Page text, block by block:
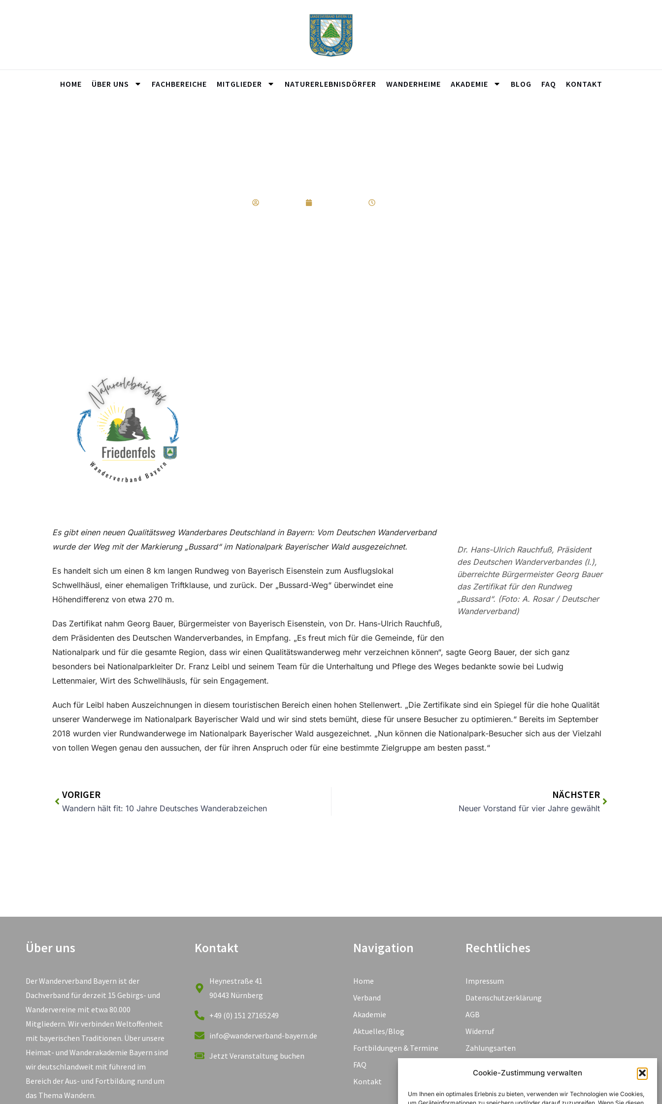
Cookie-Zustimmung verwalten
Um Ihnen ein optimales Erlebnis zu bieten, verwenden wir Technologien wie Cookies,
HOME ÜBER UNS FACHBEREICHE MITGLIEDER NATURERLEBNISDÖRFER WANDERHEIME AKADEMIE BLOG FAQ KONTAKT
Dr. Hans-Ulrich Rauchfuß, Präsident
des Deutschen Wanderverbandes (l.),
überreichte Bürgermeister Georg Bauer
das Zertifikat für den Rundweg
„Bussard“. (Foto: A. Rosar / Deutscher
Wanderverband)
Es gibt einen neuen Qualitätsweg Wanderbares Deutschland in Bayern: Vom Deutschen Wanderverband
wurde der Weg mit der Markierung „Bussard“ im Nationalpark Bayerischer Wald ausgezeichnet.
Es handelt sich um einen 8 km langen Rundweg von Bayerisch Eisenstein zum Ausflugslokal
Schwellhäusl, einer ehemaligen Triftklause, und zurück. Der „Bussard-Weg“ überwindet eine
Höhendifferenz von etwa 270 m.
Das Zertifikat nahm Georg Bauer, Bürgermeister von Bayerisch Eisenstein, von Dr. Hans-Ulrich Rauchfuß,
dem Präsidenten des Deutschen Wanderverbandes, in Empfang. „Es freut mich für die Gemeinde, für den
Nationalpark und für die gesamte Region, dass wir einen Qualitätswanderweg mehr verzeichnen können“, sagte Georg Bauer, der sich ganz
besonders bei Nationalparkleiter Dr. Franz Leibl und seinem Team für die Unterhaltung und Pflege des Weges bedankte sowie bei Ludwig
Lettenmaier, Wirt des Schwellhäusls, für sein Engagement.
Auch für Leibl haben Auszeichnungen in diesem touristischen Bereich einen hohen Stellenwert. „Die Zertifikate sind ein Spiegel für die hohe Qualität
unserer Wanderwege im Nationalpark Bayerischer Wald und wir sind stets bemüht, diese für unsere Besucher zu optimieren.“ Bereits im September
2018 wurden vier Rundwanderwege im Nationalpark Bayerischer Wald ausgezeichnet. „Nun können die Nationalpark-Besucher sich aus der Vielzahl
von tollen Wegen genau den aussuchen, der für ihren Anspruch oder für eine bestimmte Zielgruppe am besten passt.“
VORIGER
Wandern hält fit: 10 Jahre Deutsches Wanderabzeichen
NÄCHSTER
Neuer Vorstand für vier Jahre gewählt
Über uns
Der Wanderverband Bayern ist der
Dachverband für derzeit 15 Gebirgs- und
Wandervereine mit etwa 80.000
Mitgliedern. Wir verbinden Weltoffenheit
mit bayerischen Traditionen. Über unsere
Heimat- und Wanderakademie Bayern sind
wir deutschlandweit mit führend im
Bereich der Aus- und Fortbildung rund um
das Thema Wandern.
Kontakt
Heynestraße 41
90443 Nürnberg
+49 (0) 151 27165249
info@wanderverband-bayern.de
Jetzt Veranstaltung buchen
Navigation
Home
Verband
Akademie
Aktuelles/Blog
Fortbildungen & Termine
FAQ
Kontakt
Rechtliches
Impressum
Datenschutzerklärung
AGB
Widerruf
Zahlungsarten